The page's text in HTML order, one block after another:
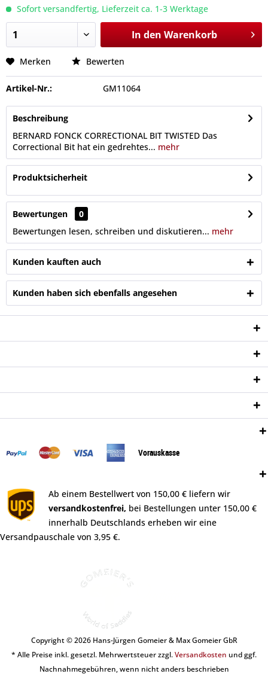
Sofort versandfertig, Lieferzeit ca. 1-3 Werktage
In den Warenkorb
Merken Bewerten
Artikel-Nr.: GM11064
Beschreibung
BERNARD FONCK CORRECTIONAL BIT TWISTED Das
Correctional Bit hat ein gedrehtes... mehr
Produktsicherheit
Bewertungen
0
Bewertungen lesen, schreiben und diskutieren... mehr
Kunden kauften auch
Kunden haben sich ebenfalls angesehen
Vorauskasse
Ab einem Bestellwert von 150,00 € liefern wir
versandkostenfrei, bei Bestellungen unter 150,00 €
innerhalb Deutschlands erheben wir eine
Versandpauschale von 3,95 €.
Copyright © 2026 Hans-Jürgen Gomeier & Max Gomeier GbR
* Alle Preise inkl. gesetzl. Mehrwertsteuer zzgl.Versandkosten und ggf.
Nachnahmegebühren, wenn nicht anders beschrieben